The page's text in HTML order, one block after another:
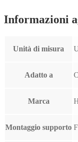
Informazioni
Unità di misura
Adatto a
Marca
Montaggio supporto